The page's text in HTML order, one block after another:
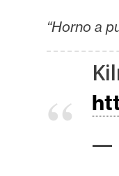
o
t
d
“Horno a
—